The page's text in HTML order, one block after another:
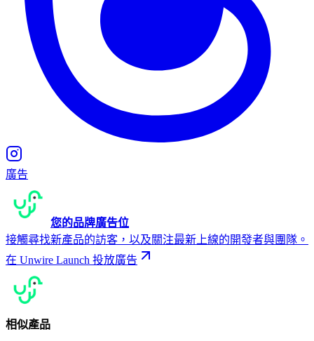
廣告
您的品牌廣告位
接觸尋找新產品的訪客，以及關注最新上線的開發者與團隊。
在 Unwire Launch 投放廣告
相似產品